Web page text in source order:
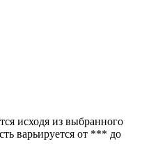
исходя из выбранного
варьируется от *** до